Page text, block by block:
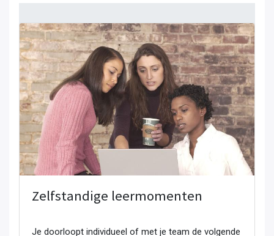
Zelfstandige leermomenten
Je doorloopt individueel of met je team de volgende